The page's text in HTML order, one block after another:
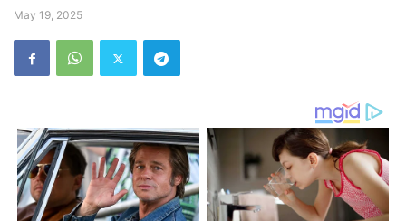
May 19, 2025